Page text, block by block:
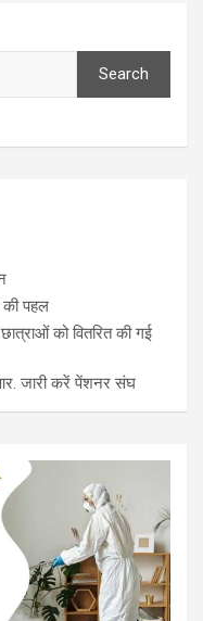
Search
पहल
को वितरित की गई
जारी करें पेंशनर संघ